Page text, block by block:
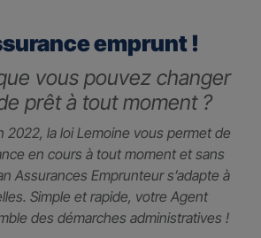
emprunt !
vous pouvez changer
prêt à tout moment ?
2022, la loi Lemoine vous permet de
en cours à tout moment et sans
Assurances Emprunteur s’adapte à
Simple et rapide, votre Agent
des démarches administratives !